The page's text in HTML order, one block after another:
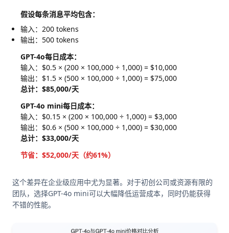
假设每条消息平均包含：
输入：200 tokens
输出：500 tokens
GPT-4o每日成本：
输入：$0.5 × (200 × 100,000 ÷ 1,000) = $10,000
输出：$1.5 × (500 × 100,000 ÷ 1,000) = $75,000
总计：$85,000/天
GPT-4o mini每日成本：
输入：$0.15 × (200 × 100,000 ÷ 1,000) = $3,000
输出：$0.6 × (500 × 100,000 ÷ 1,000) = $30,000
总计：$33,000/天
节省：$52,000/天（约61%）
这个差异在企业级应用中尤为显著。对于初创公司或资源有限的
团队，选择GPT-4o mini可以大幅降低运营成本，同时仍能获得
不错的性能。